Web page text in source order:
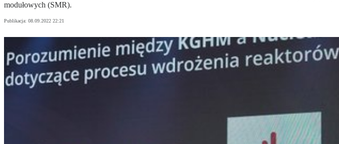
modułowych (SMR).
Publikacja: 08.09.2022 22:21